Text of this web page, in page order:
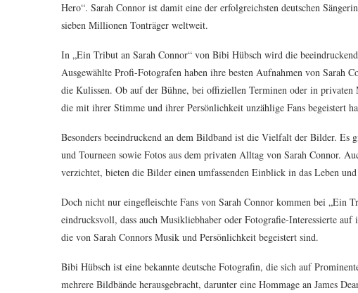
Hero“. Sarah Connor ist damit eine der erfolgreichsten deutschen
sieben Millionen Tonträger weltweit.
In „Ein Tribut an Sarah Connor“ von Bibi Hübsch wird die
Ausgewählte Profi-Fotografen haben ihre besten Aufnahmen von Sarah
die Kulissen. Ob auf der Bühne, bei offiziellen Terminen oder in privaten
die mit ihrer Stimme und ihrer Persönlichkeit unzählige Fans begeistert
Besonders beeindruckend an dem Bildband ist die Vielfalt der Bilder. Es
und Tourneen sowie Fotos aus dem privaten Alltag von Sarah Connor.
verzichtet, bieten die Bilder einen umfassenden Einblick in das Leben
Doch nicht nur eingefleischte Fans von Sarah Connor kommen bei „Ein
eindrucksvoll, dass auch Musikliebhaber oder Fotografie-Interessierte
die von Sarah Connors Musik und Persönlichkeit begeistert sind.
Bibi Hübsch ist eine bekannte deutsche Fotografin, die sich auf
mehrere Bildbände herausgebracht, darunter eine Hommage an James